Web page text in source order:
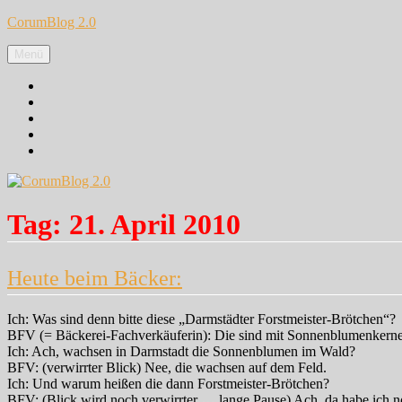
Zum
springen
CorumBlog 2.0
Menü
Tag: 21. April 2010
Heute beim Bäcker:
Ich: Was sind denn bitte diese „Darmstädter Forstmeister-Brötchen“?
BFV (= Bäckerei-Fachverkäuferin): Die sind mit
Ich: Ach, wachsen in Darmstadt die Sonnenblumen im Wald?
BFV: (verwirrter Blick) Nee, die wachsen auf dem Feld.
Ich: Und warum heißen die dann Forstmeister-Brötchen?